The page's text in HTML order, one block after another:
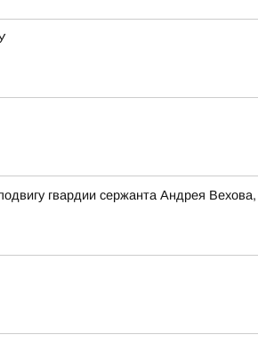
гвардии сержанта Андрея